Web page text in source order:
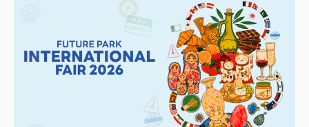
ผู้เช่าพื้นที่
ร่วมงานกับเรา